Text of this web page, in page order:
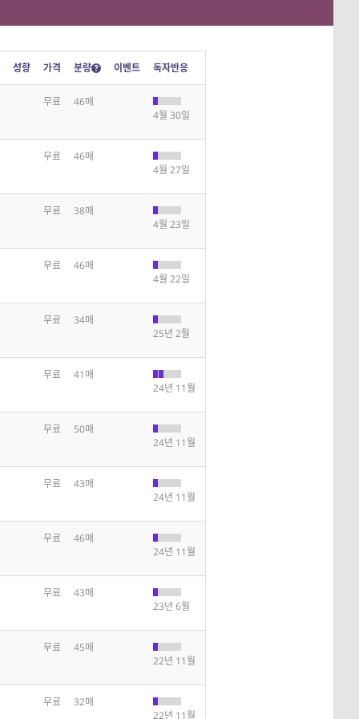
성향 가격 분량 이벤트 독자반응
무료
46매
4월 30일
무료
46매
4월 27일
무료
38매
4월 23일
무료
46매
4월 22일
무료
34매
25년 2월
무료
41매
24년 11월
무료
50매
24년 11월
무료
43매
24년 11월
무료
46매
24년 11월
무료
43매
23년 6월
무료
45매
22년 11월
무료
32매
22년 11월